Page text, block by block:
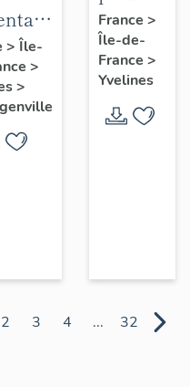
> Île-
>
>
du
diagnostic
et
France >
Île-de-
France >
Yvelines
2 3 4 ... 32